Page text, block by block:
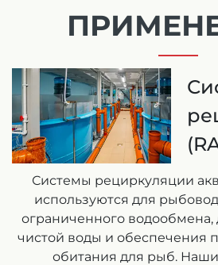
Системы рециркуляции
используются для
ограниченного
чистой воды и обеспечения
обитания для рыб.